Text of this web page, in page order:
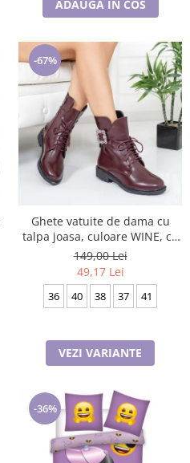
ADAUGA IN COS
-67%
Ghete vatuite de dama cu
talpa joasa, culoare WINE, cu
catarama pe lateral
149,00 Lei
49,17 Lei
36 40 38 37 41
VEZI VARIANTE
-36%